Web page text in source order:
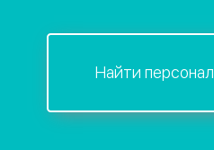
Найти персонал